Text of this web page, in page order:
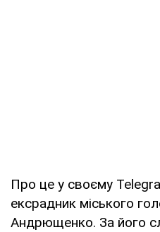
Про це у своєму
ексрадник міського
Андрющенко. За його